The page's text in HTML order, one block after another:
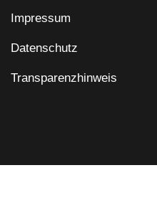
Impressum
Datenschutz
Transparenzhinweis